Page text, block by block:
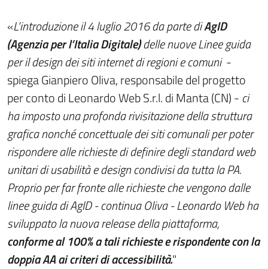
«L’introduzione il 4 luglio 2016 da parte diAgID
(Agenzia per l’Italia Digitale)delle nuove Linee guida
per il design dei siti internet di regioni e comuni-
spiega Gianpiero Oliva, responsabile del progetto
per conto di Leonardo Web S.r.l. di Manta (CN) - ci
ha imposto una profonda rivisitazione della struttura
grafica nonché concettuale dei siti comunali per poter
rispondere alle richieste di definire degli standard web
unitari di usabilità e design condivisi da tutta la PA.
Proprio per far fronte alle richieste che vengono dalle
linee guida di AgID - continua Oliva - Leonardo Web ha
sviluppato la nuova release della piattaforma,
conforme al 100% a tali richieste e rispondente con la
doppia AA ai criteri di accessibilità."